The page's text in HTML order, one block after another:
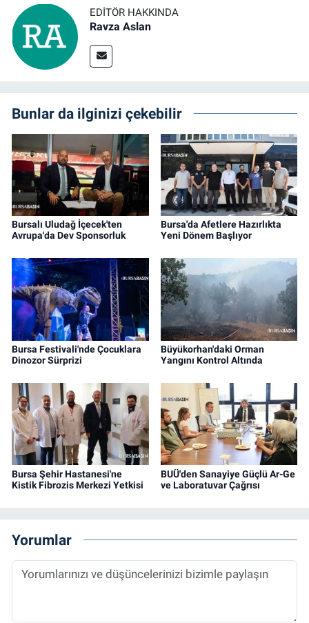
EDITÖR HAKKINDA
Ravza Aslan
Bunlar da ilginizi çekebilir
Bursalı Uludağ İçecek'ten
Avrupa'da Dev Sponsorluk
Bursa'da Afetlere Hazırlıkta
Yeni Dönem Başlıyor
Bursa Festivali'nde Çocuklara
Dinozor Sürprizi
Büyükorhan'daki Orman
Yangını Kontrol Altında
Bursa Şehir Hastanesi'ne
Kistik Fibrozis Merkezi Yetkisi
BUÜ'den Sanayiye Güçlü Ar-Ge
ve Laboratuvar Çağrısı
Yorumlar